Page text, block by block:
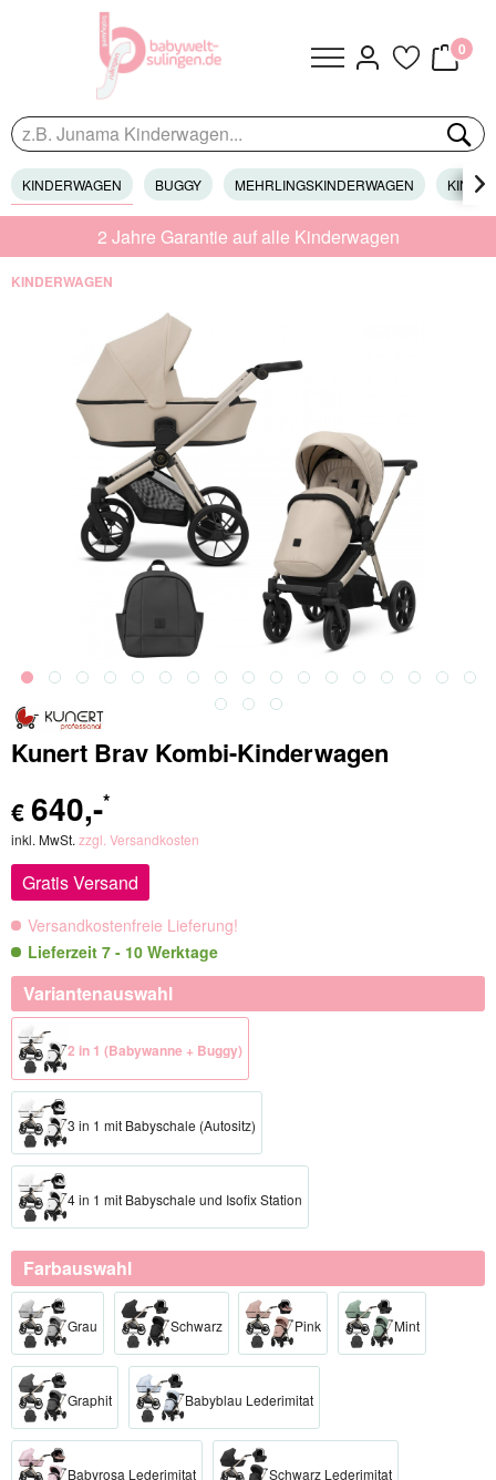
0
KINDERWAGEN BUGGY MEHRLINGSKINDERWAGEN 
2 Jahre Garantie auf alle Kinderwagen
KINDERWAGEN
Kunert Brav Kombi-Kinderwagen
€ 640,-*
inkl. MwSt. zzgl. Versandkosten
Gratis Versand
Versandkostenfreie Lieferung!
Lieferzeit 7 - 10 Werktage
Variantenauswahl
2 in 1 (Babywanne + Buggy)
3 in 1 mit Babyschale (Autositz)
4 in 1 mit Babyschale und Isofix Station
Farbauswahl
Grau Schwarz Pink Mint
Graphit Babyblau Lederimitat
Babyrosa Lederimitat Schwarz Lederimitat